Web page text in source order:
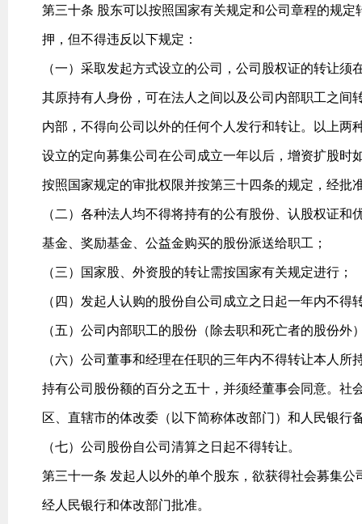
第三十条 股东可以按照国家有关规定和公司章程的规
押，但不得违反以下规定：
（一）采取发起方式设立的公司，公司股权证的转让
其原持有人身份，可在法人之间以及公司内部职工之间
内部，不得向公司以外的任何个人发行和转让。以上两
设立的定向募集公司在公司成立一年以后，增资扩股时
按照国家规定的审批权限并按第三十四条的规定，经批
（二）各种法人均不得将持有的公有股份、认股权证
基金、奖励基金、公益金购买的股份派送给职工；
（三）国家股、外资股的转让需按国家有关规定进行；
（四）发起人认购的股份自公司成立之日起一年内不得
（五）公司内部职工的股份（除去职和死亡者的股份
（六）公司董事和经理在任职的三年内不得转让本人
持有公司股份额的百分之五十，并须经董事会同意。社
区、直辖市的体改委（以下简称体改部门）和人民银行
（七）公司股份自公司清算之日起不得转让。
第三十一条 发起人以外的单个股东，欲获得社会募集
经人民银行和体改部门批准。